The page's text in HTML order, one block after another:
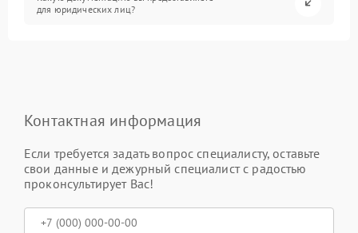
для юридических лиц?
Контактная информация
Если требуется задать вопрос специалисту, оставьте
свои данные и дежурный специалист с радостью
проконсультирует Вас!